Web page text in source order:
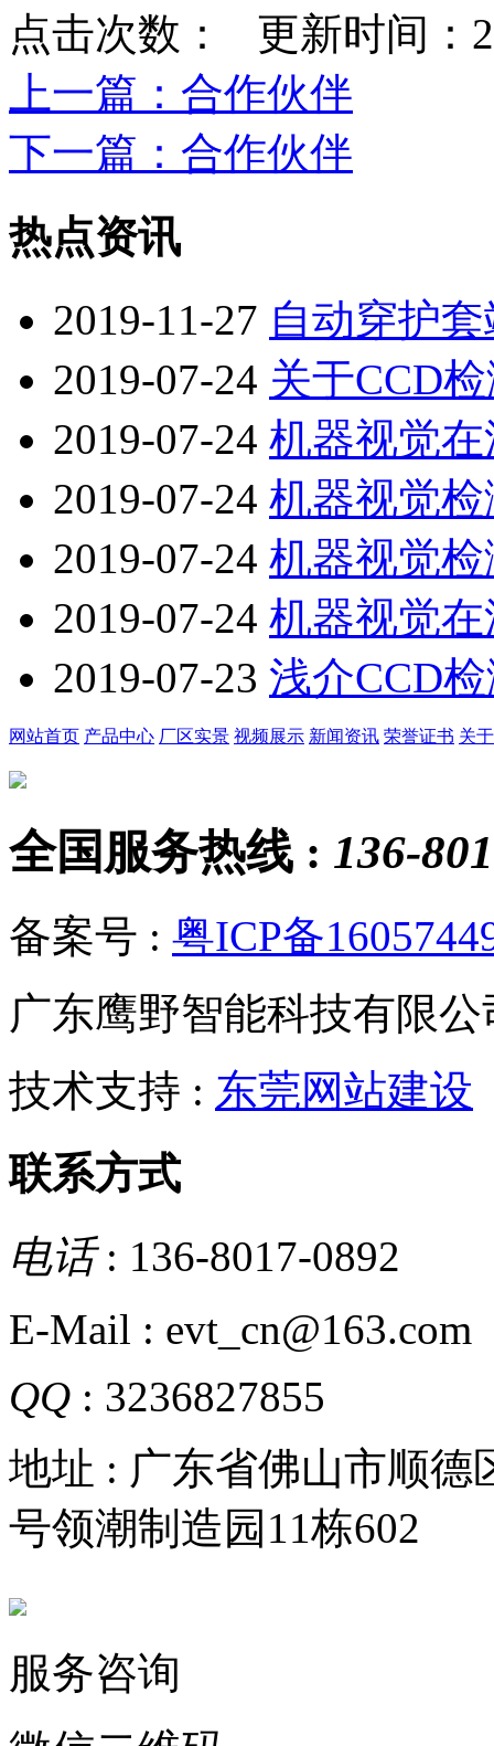
点击次数：
更新时间：
上一篇 ：合作伙伴
下一篇 ：合作伙伴
热点资讯
2019-11-27 自动穿护
2019-07-24 关于CCD
2019-07-24 机器视觉
2019-07-24 机器视觉
2019-07-24 机器视觉
2019-07-24 机器视觉
2019-07-23 浅介CCD
网站首页 产品中心 厂区实景 视频展示 新闻资讯 荣誉证书 关
全国服务热线 : 136-
备案号 : 粤ICP备
广东鹰野智能科技有限
技术支持 : 东莞网站建设
联系方式
电话: 136-8017-0892
E-Mail : evt_cn@163.com
QQ : 3236827855
地址 : 广东省佛山市顺德
号领潮制造园11栋602
服务咨询